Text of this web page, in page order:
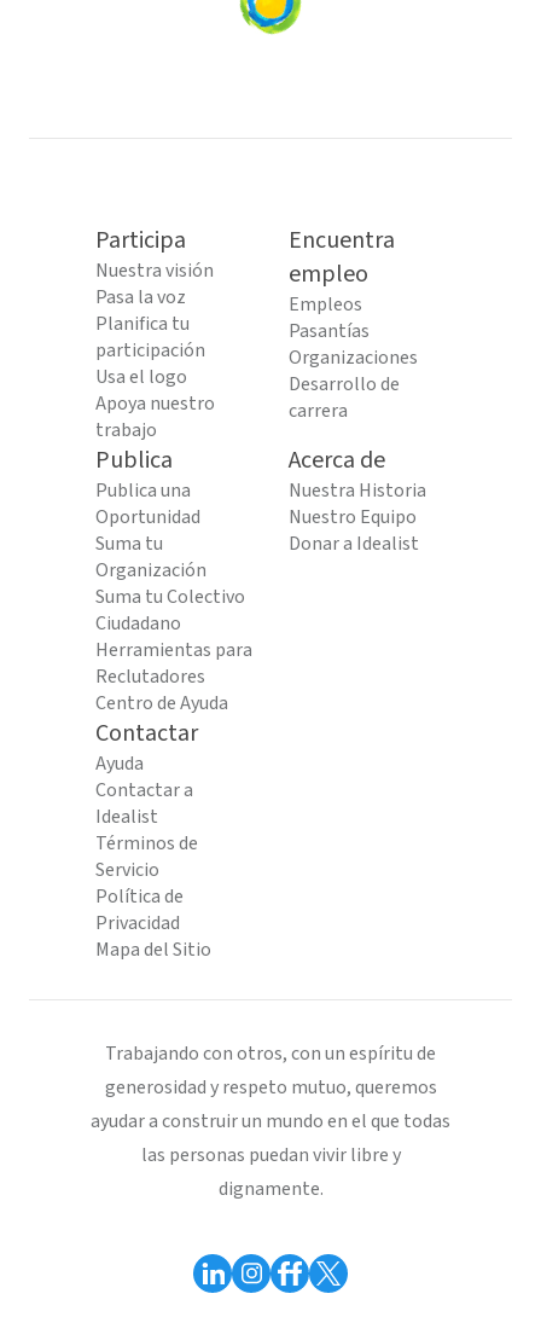
Loading
Participa
Nuestra visión
Pasa la voz
Planifica tu
participación
Usa el logo
Apoya nuestro
trabajo
Encuentra
empleo
Empleos
Pasantías
Organizaciones
Desarrollo de
carrera
Publica
Publica una
Oportunidad
Suma tu
Organización
Suma tu Colectivo
Ciudadano
Herramientas para
Reclutadores
Centro de Ayuda
Acerca de
Nuestra Historia
Nuestro Equipo
Donar a Idealist
Contactar
Ayuda
Contactar a
Idealist
Términos de
Servicio
Política de
Privacidad
Mapa del Sitio
Trabajando con otros, con un espíritu de
generosidad y respeto mutuo, queremos
ayudar a construir un mundo en el que todas
las personas puedan vivir libre y
dignamente.